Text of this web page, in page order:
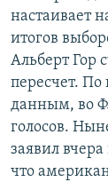
Все сайты
настаивает
итогов
Альберт Гор
пересчет.
данным, во
голосов.
заявил
что